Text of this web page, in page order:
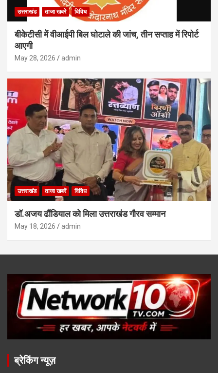
उत्तराखंड ताजा खबरें विविध
बीकेटीसी में वीआईपी बिल घोटाले की जांच, तीन सप्ताह में रिपोर्ट
आएगी
May 28, 2026 admin
उत्तराखंड ताजा खबरें विविध
डॉ.अजय ढौंडियाल को मिला उत्तराखंड गौरव सम्मान
May 18, 2026 admin
ब्रेकिंग न्यूज़